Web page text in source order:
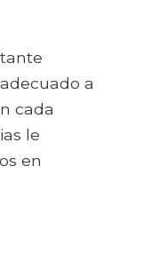
a
cada
le
en